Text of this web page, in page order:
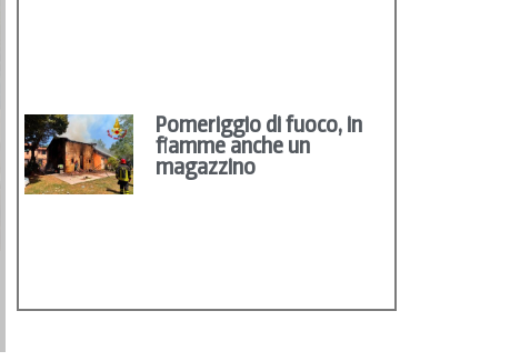
Pomeriggio di fuoco, in
fiamme anche un
magazzino